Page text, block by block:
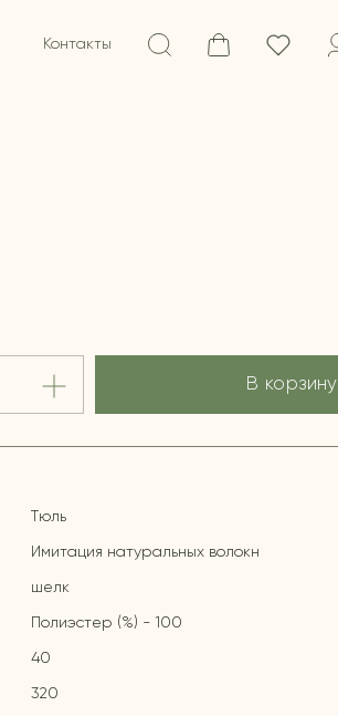
Контакты
В корзину
Тюль
Имитация натуральных волокн
шелк
Полиэстер (%) - 100
40
320